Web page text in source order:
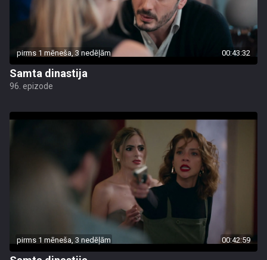
pirms 1 mēneša, 3 nedēļām 00:43:32
Samta dinastija
96. epizode
pirms 1 mēneša, 3 nedēļām 00:42:59